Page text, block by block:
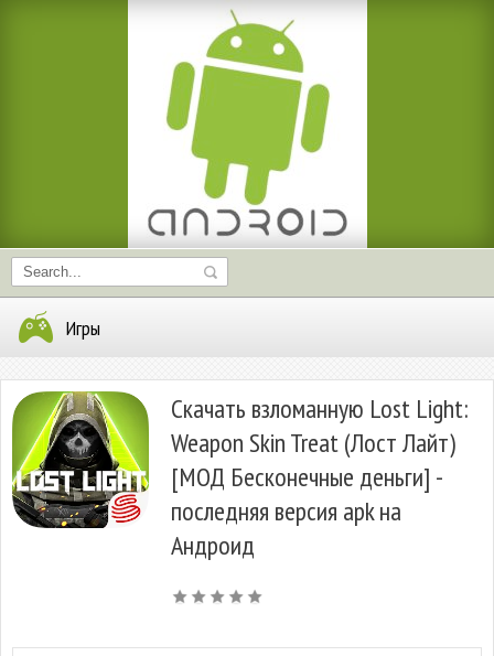
Игры
Скачать взломанную Lost Light:
Weapon Skin Treat (Лост Лайт)
[МОД Бесконечные деньги] -
последняя версия apk на
Андроид